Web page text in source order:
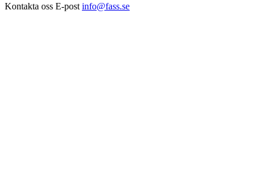
Kontakta oss E-post info@fass.se